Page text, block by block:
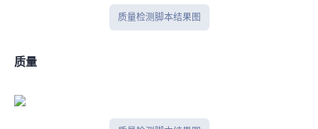
IP质量检测脚本结果图
IPV6质量